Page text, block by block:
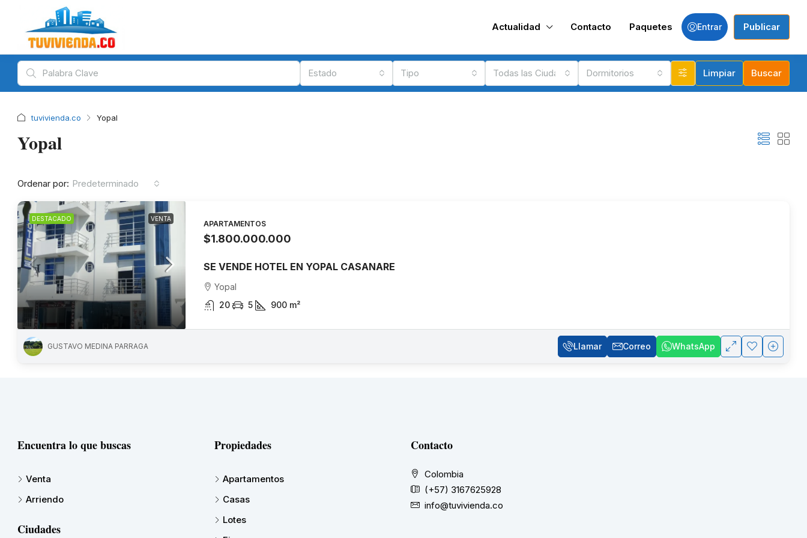
Actualidad Contacto Paquetes Entrar Publicar
Estado Tipo Todas las Ciudades Dormitorios Limpiar Buscar
tuvivienda.co Yopal
Yopal
Ordenar por: Predeterminado
DESTACADO VENTA
APARTAMENTOS
$1.800.000.000
SE VENDE HOTEL EN YOPAL CASANARE
Yopal
20
5 900 m²
GUSTAVO MEDINA PARRAGA Llamar Correo WhatsApp
Encuentra lo que buscas
Venta
Arriendo
Ciudades
Propiedades
Apartamentos
Casas
Lotes
Contacto
Colombia
(+57) 3167625928
info@tuvivienda.co